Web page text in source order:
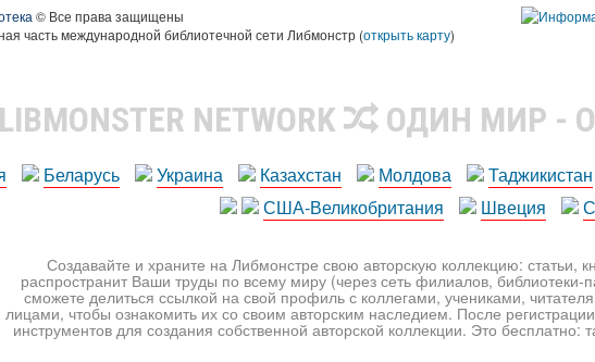
© Все права защищены
часть международной библиотечной сети Либмонстр (открыть карту)
LIBMONSTER NETWORK ОДИН МИР -
Беларусь Украина Казахстан Молдова Таджикистан
США-Великобритания
Швеция
Создавайте и храните на Либмонстре свою авторскую коллекцию: статьи,
распространит Ваши труды по всему миру (через сеть филиалов, библиотеки-
сможете делиться ссылкой на свой профиль с коллегами, учениками,
лицами, чтобы ознакомить их со своим авторским наследием. После
инструментов для создания собственной авторской коллекции. Это бесплатно: